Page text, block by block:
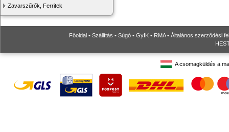
Zavarszűrők, Ferritek
Főoldal • Szállítás • Súgó • GyIK • RMA• Általános szerződési
A csomagküldés a